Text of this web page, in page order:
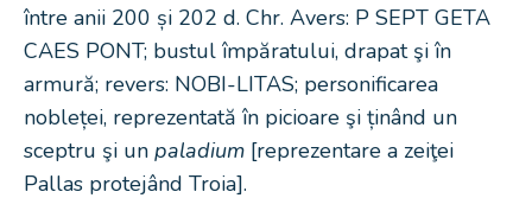
între anii 200 și 202 d. Chr. Avers: P SEPT GETA
CAES PONT; bustul împăratului, drapat şi în
armură; revers: NOBI-LITAS; personificarea
nobleței, reprezentată în picioare şi ținând un
sceptru şi un paladium [reprezentare a zeiţei
Pallas protejând Troia].